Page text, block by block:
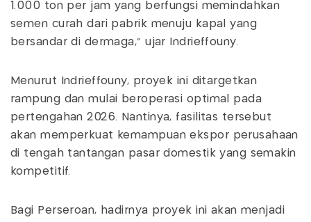
1.000 ton per jam yang berfungsi memindahkan
semen curah dari pabrik menuju kapal yang
bersandar di dermaga," ujar Indrieffouny.
Menurut Indrieffouny, proyek ini ditargetkan
rampung dan mulai beroperasi optimal pada
pertengahan 2026. Nantinya, fasilitas tersebut
akan memperkuat kemampuan ekspor perusahaan
di tengah tantangan pasar domestik yang semakin
kompetitif.
Bagi Perseroan, hadirnya proyek ini akan menjadi